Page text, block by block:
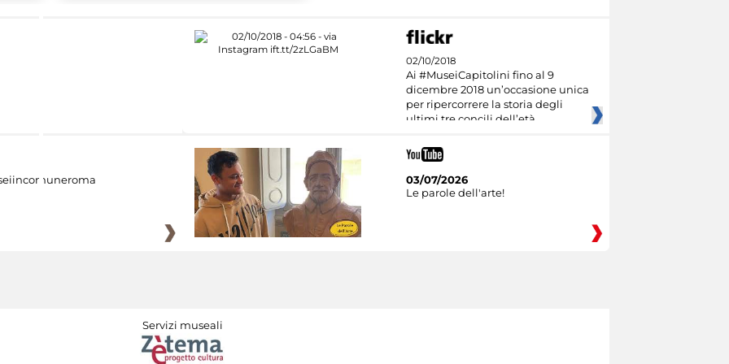
02/10/2018
Ai #MuseiCapitolini fino al 9
dicembre 2018 un’occasione unica
per ripercorrere la storia degli
ultimi tre concili dell’età
03/07/2026
Le parole dell'arte!
Servizi museali